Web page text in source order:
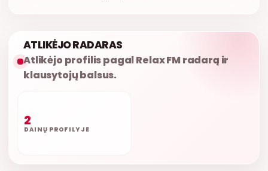
ATLIKĖJO RADARAS
Atlikėjo profilis pagal Relax FM radarą ir
klausytojų balsus.
2
DAINŲ PROFILYJE